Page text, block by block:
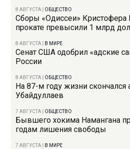
8 АВГУСТА ОБЩЕСТВО
Сборы «Одиссеи»
прокате превысили 1 млрд
8 АВГУСТА В МИРЕ
Сенат США одобрил «адские
России
8 АВГУСТА ОБЩЕСТВО
На 87-м году жизни скончался
Убайдуллаев
7 АВГУСТА ОБЩЕСТВО
Бывшего хокима Намангана
годам лишения свободы
7 АВГУСТА В МИРЕ